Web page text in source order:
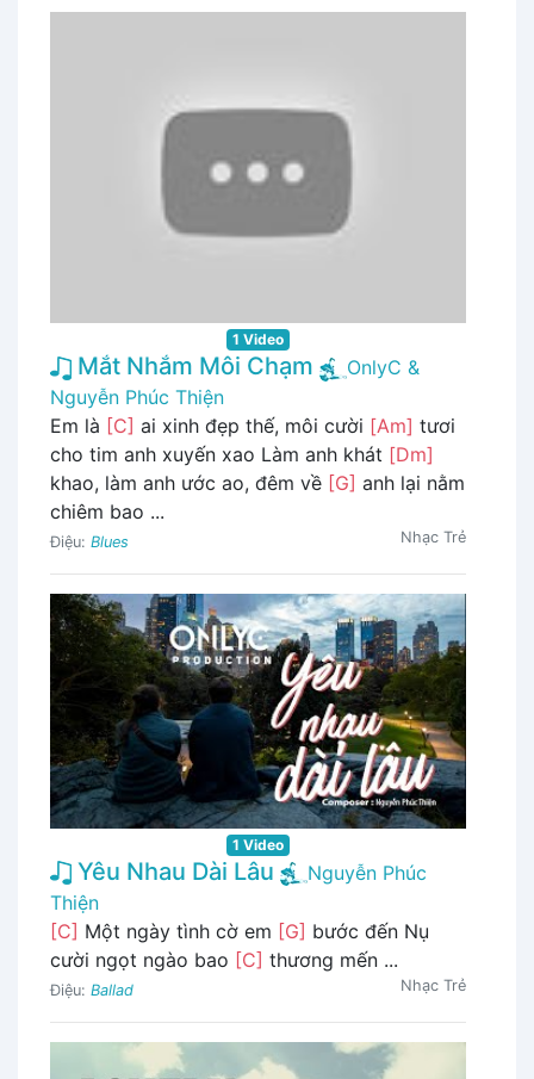
1 Video
Mắt Nhắm Môi Chạm
OnlyC &
Nguyễn Phúc Thiện
Em là [C] ai xinh đẹp thế, môi cười [Am] tươi
cho tim anh xuyến xao Làm anh khát [Dm]
khao, làm anh ước ao, đêm về [G] anh lại nằm
chiêm bao ...
Điệu: Blues Nhạc Trẻ
1 Video
Yêu Nhau Dài Lâu
Nguyễn Phúc
Thiện
[C] Một ngày tình cờ em [G] bước đến Nụ
cười ngọt ngào bao [C] thương mến ...
Điệu: Ballad Nhạc Trẻ